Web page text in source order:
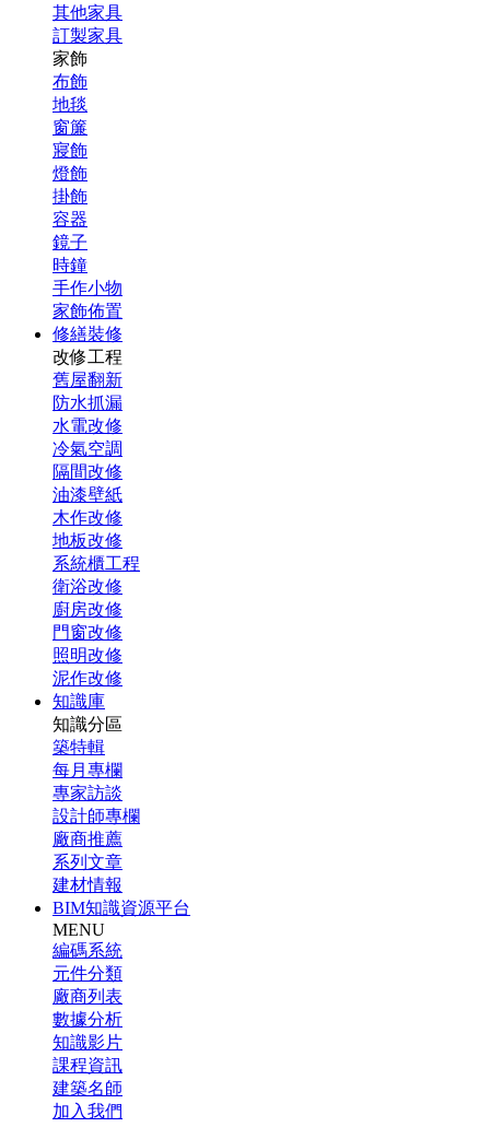
其他家具
訂製家具
家飾
布飾
地毯
窗簾
寢飾
燈飾
掛飾
容器
鏡子
時鐘
手作小物
家飾佈置
修繕裝修
改修工程
舊屋翻新
防水抓漏
水電改修
冷氣空調
隔間改修
油漆壁紙
木作改修
地板改修
系統櫃工程
衛浴改修
廚房改修
門窗改修
照明改修
泥作改修
知識庫
知識分區
築特輯
每月專欄
專家訪談
設計師專欄
廠商推薦
系列文章
建材情報
BIM知識資源平台
MENU
編碼系統
元件分類
廠商列表
數據分析
知識影片
課程資訊
建築名師
加入我們